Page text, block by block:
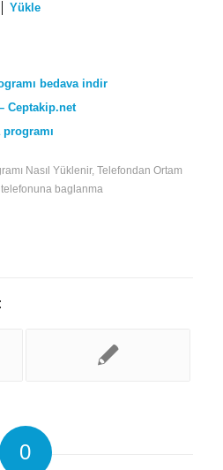
Yükle
bedava indir
Ceptakip.net
Nasıl Yüklenir, Telefondan Ortam
baglanma
0